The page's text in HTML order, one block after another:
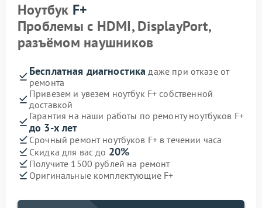
Ноутбук F+
Проблемы с HDMI, DisplayPort,
разъёмом наушников
Бесплатная диагностика даже при отказе от
ремонта
Привезем и увезем ноутбук F+ собственной
доставкой
Гарантия на наши работы по ремонту ноутбуков F+
до 3-х лет
Срочный ремонт ноутбуков F+ в течении часа
Скидка для вас до 20%
Получите 1500 рублей на ремонт
Оригинальные комплектующие F+